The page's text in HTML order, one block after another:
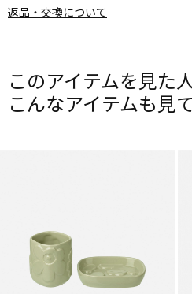
返品・交換について
このアイテムを見た人
こんなアイテムも見